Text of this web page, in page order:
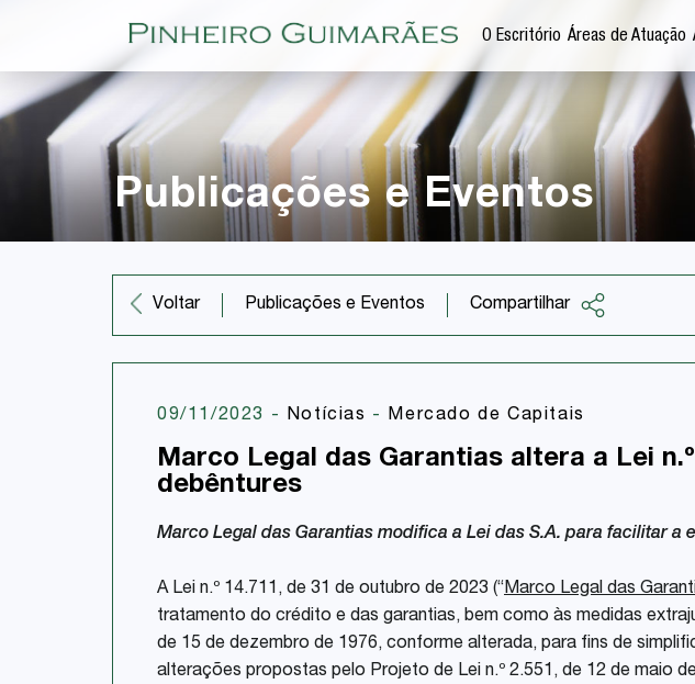
O Escritório Áreas de Atuação
Publicações e Eventos
Voltar Publicações e Eventos Compartilhar
09/11/2023 - Notícias - Mercado de Capitais
Marco Legal das Garantias altera a Lei
debêntures
Marco Legal das Garantias modifica a Lei das S.A. para facilitar a
A Lei n.º 14.711, de 31 de outubro de 2023 (“Marco Legal das
tratamento do crédito e das garantias, bem como às medidas
de 15 de dezembro de 1976, conforme alterada, para fins de
alterações propostas pelo Projeto de Lei n.º 2.551, de 12 de maio